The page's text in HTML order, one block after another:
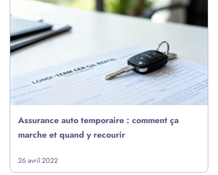
Assurance auto temporaire : comment ça
marche et quand y recourir
26 avril 2022